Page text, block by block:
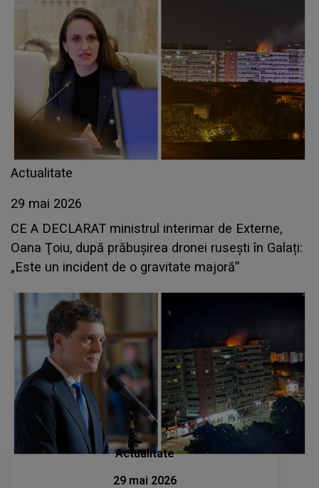
Actualitate
29 mai 2026
CE A DECLARAT ministrul interimar de Externe,
Oana Ţoiu, după prăbușirea dronei rusești în Galați:
„Este un incident de o gravitate majoră”
Actualitate
29 mai 2026